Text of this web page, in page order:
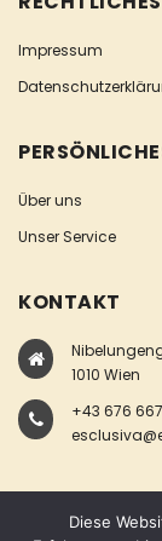
Impressum
Über uns
Unser Service
KONTAKT
1010 Wien
+43 676
Diese